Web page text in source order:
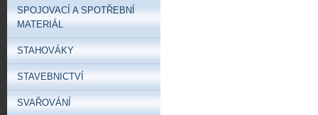
SPOJOVACÍ A SPOTŘEBNÍ
MATERIÁL
STAHOVÁKY
STAVEBNICTVÍ
SVAŘOVÁNÍ